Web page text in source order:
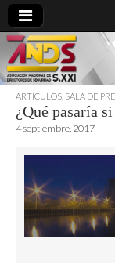
ARTÍCULOS SALA DE
¿Qué pasaría
4 septiembre, 2017